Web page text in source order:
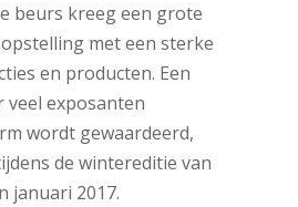
beurs kreeg een grote
met een sterke
en producten. Een
veel exposanten
wordt gewaardeerd,
de wintereditie van
januari 2017.